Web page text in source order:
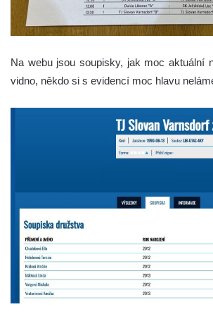
Na webu jsou soupisky, jak moc aktuální
vidno, někdo si s evidencí moc hlavu